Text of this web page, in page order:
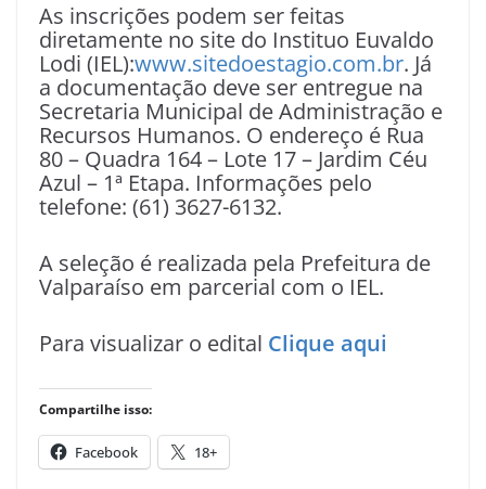
As inscrições podem ser feitas
diretamente no site do Instituo Euvaldo
Lodi (IEL):www.sitedoestagio.com.br. Já
a documentação deve ser entregue na
Secretaria Municipal de Administração e
Recursos Humanos. O endereço é Rua
80 – Quadra 164 – Lote 17 – Jardim Céu
Azul – 1ª Etapa. Informações pelo
telefone: (61) 3627-6132.
A seleção é realizada pela Prefeitura de
Valparaíso em parcerial com o IEL.
Para visualizar o edital Clique aqui
Compartilhe isso:
Facebook 18+